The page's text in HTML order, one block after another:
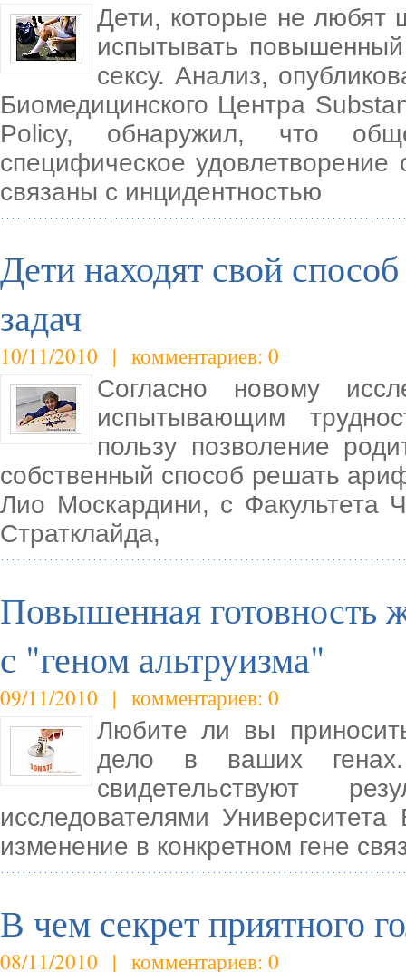
Дети, которые не любят
испытывать
сексу. Анализ,
Биомедицинского Центра
Policy, обнаружил, что
специфическое
связаны с инцидентностью
Дети находят свой
задач
10/11/2010 | комментариев: 0
Согласно новому
испытывающим
пользу позволение
собственный способ решать
Лио Москардини, с Факультета
Стратклайда,
Повышенная готовность
с "геном альтруизма"
09/11/2010 | комментариев: 0
Любите ли вы
дело в ваших
свидетельствуют
исследователями
изменение в конкретном гене
В чем секрет приятного
08/11/2010 | комментариев: 0